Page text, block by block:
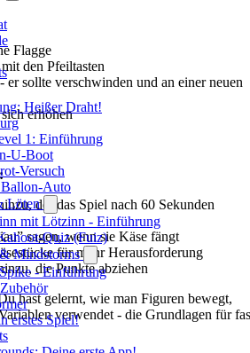
Heißer Draht!
1: Einführung
U-Boot
Versuch
Auto
Löten
mit Lötzinn - Einführung
Quiz (Fuiz)
Mindstorms
- Einführung
erstes Spiel!
Flagge
den Pfeiltasten
er sollte verschwinden und an einer neuen
erhöhen
der das Spiel nach 60 Sekunden
sagen, wenn sie Käse fängt
für mehr Herausforderung
die Punkte abziehen
hast gelernt, wie man Figuren bewegt,
verwendet - die Grundlagen für